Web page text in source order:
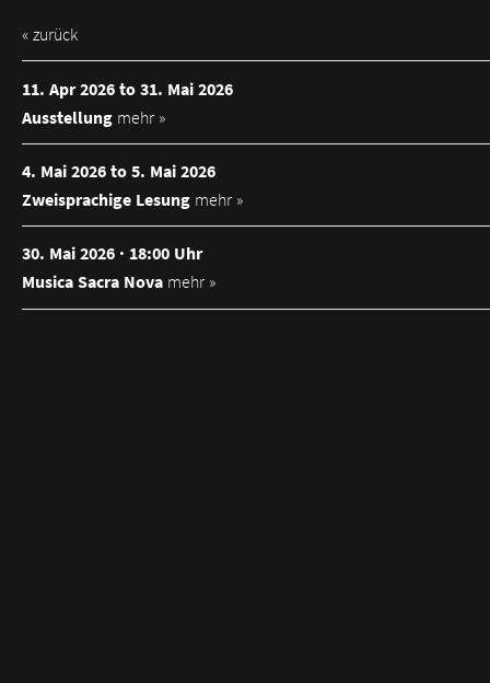
« zurück
11. Apr 2026 to 31. Mai 2026
Ausstellung mehr »
4. Mai 2026 to 5. Mai 2026
Zweisprachige Lesung mehr »
30. Mai 2026 · 18:00 Uhr
Musica Sacra Nova mehr »